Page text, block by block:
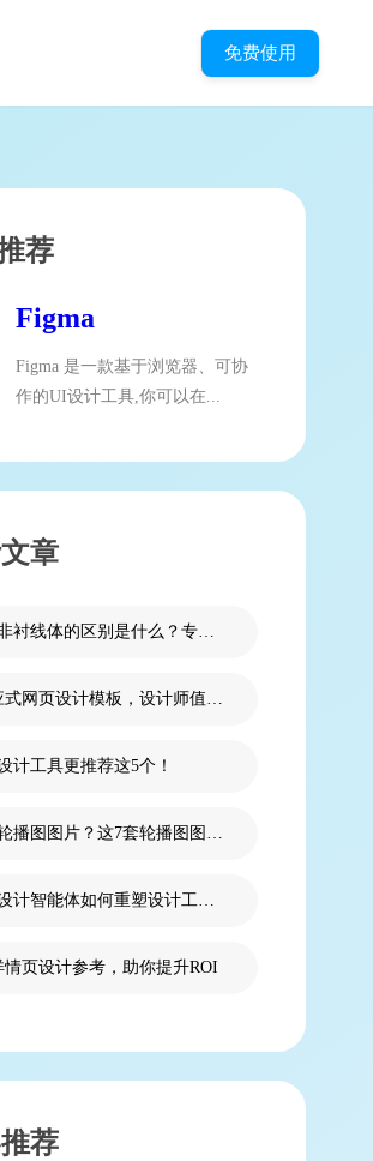
免费使用
荐
Figma
Figma 是一款基于浏览器、可协
作的UI设计工具,你可以在...
章
衬线体和非衬线体的区别是什么？专为设计新人解答！
这6套响应式网页设计模板，设计师值得收藏！
计工具更推荐这5个！
一键设计轮播图图片？这7套轮播图图片资源快收藏！
盘点四大设计智能体如何重塑设计工作流
情页设计参考，助你提升ROI
荐